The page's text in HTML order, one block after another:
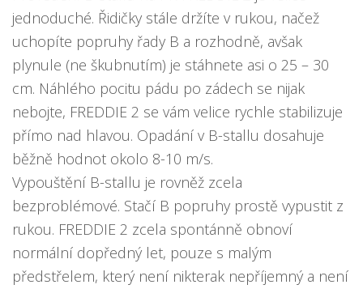
jednoduché. Řidičky stále držíte v rukou, načež
uchopíte popruhy řady B a rozhodně, avšak
plynule (ne škubnutím) je stáhnete asi o 25 – 30
cm. Náhlého pocitu pádu po zádech se nijak
nebojte, FREDDIE 2 se vám velice rychle stabilizuje
přímo nad hlavou. Opadání v B-stallu dosahuje
běžně hodnot okolo 8-10 m/s.
Vypouštění B-stallu je rovněž zcela
bezproblémové. Stačí B popruhy prostě vypustit z
rukou. FREDDIE 2 zcela spontánně obnoví
normální dopředný let, pouze s malým
předstřelem, který není nikterak nepříjemný a není